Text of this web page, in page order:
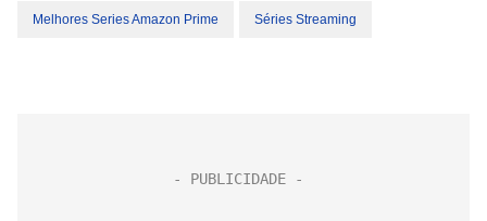
Melhores Series Amazon Prime Séries Streaming